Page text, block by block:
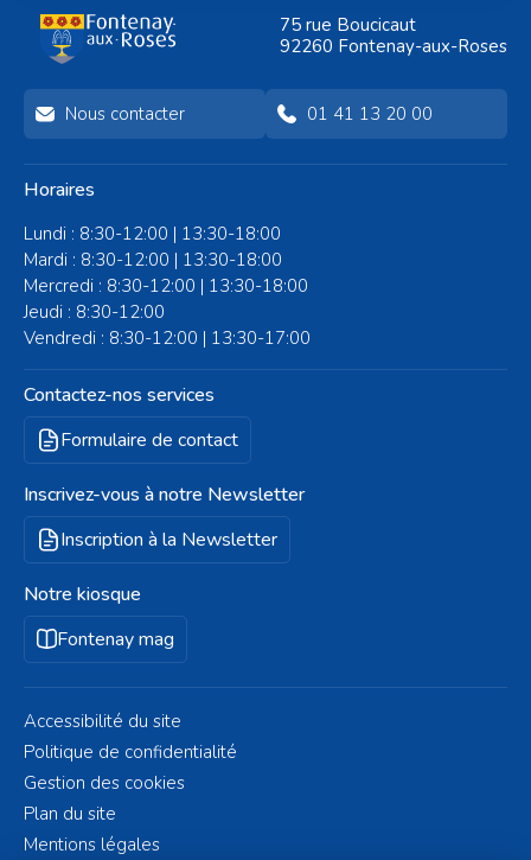
graveur et peintre : un
hommage à Fontenay-
aux-Roses »
75 rue Boucicaut
92260 Fontenay-aux-Roses
Nous contacter 01 41 13 20 00
Horaires
Lundi : 8:30-12:00 | 13:30-18:00
Mardi : 8:30-12:00 | 13:30-18:00
Mercredi : 8:30-12:00 | 13:30-18:00
Jeudi : 8:30-12:00
Vendredi : 8:30-12:00 | 13:30-17:00
Contactez-nos services
Formulaire de contact
Inscrivez-vous à notre Newsletter
Inscription à la Newsletter
Notre kiosque
Fontenay mag
Mentions légales
Accessibilité du site
Politique de confidentialité
Gestion des cookies
Plan du site